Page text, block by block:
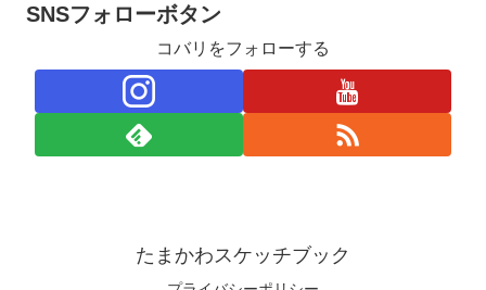
SNSフォローボタン
コバリをフォローする
たまかわスケッチブック